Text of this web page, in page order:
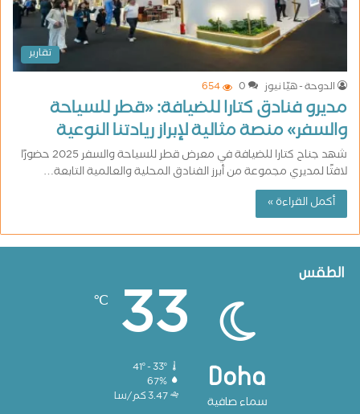
تقارير
الدوحة - هيّا نيوز
0
654
مديرو فنادق كتارا للضيافة: «قطر للسياحة
والسفر» منصة مثالية لإبراز ريادتنا النوعية
شهد جناح كتارا للضيافة في معرض قطر للسياحة والسفر 2025 حضورًا
لافتًا لمديري مجموعة من أبرز الفنادق المحلية والعالمية التابعة…
أكمل القراءة »
الطقس
Doha
سماء صافية
33
℃
41º - 33º
67%
3.47 كم/سا